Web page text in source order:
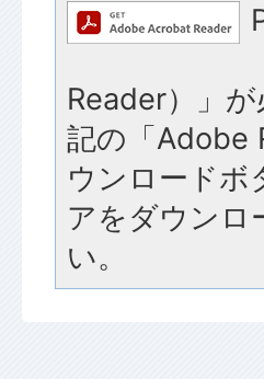
Reader）」
記の「Adobe
ウンロードボ
アをダウンロ
い。